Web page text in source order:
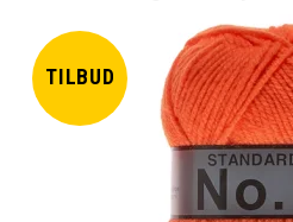
TILBUD